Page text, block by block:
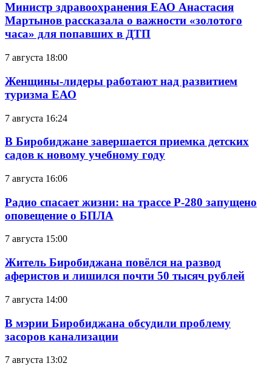
Министр здравоохранения ЕАО Анастасия
Мартынов рассказала о важности «золотого
часа» для попавших в ДТП
7 августа 18:00
Женщины-лидеры работают над развитием
туризма ЕАО
7 августа 16:24
В Биробиджане завершается приемка детских
садов к новому учебному году
7 августа 16:06
Радио спасает жизни: на трассе Р-280 запущено
оповещение о БПЛА
7 августа 15:00
Житель Биробиджана повёлся на развод
аферистов и лишился почти 50 тысяч рублей
7 августа 14:00
В мэрии Биробиджана обсудили проблему
засоров канализации
7 августа 13:02